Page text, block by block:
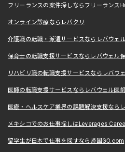
フリーランスの案件探しならフリーランス
オンライン診療ならレバクリ
介護職の転職・派遣サービスならレバウェ
保育士の転職支援サービスならレバウェル
リハビリ職の転職支援サービスならレバウ
医師の転職支援サービスならレバウェル医
医療・ヘルスケア業界の課題解決支援なら
メキシコでのお仕事探しはLeverages
留学生が日本で仕事を探すなら帰国GO.com